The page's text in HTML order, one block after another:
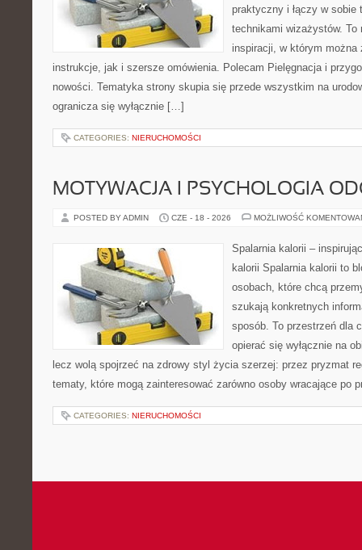
praktyczny i łączy w sobie
technikami wizażystów. To
inspiracji, w którym można
instrukcje, jak i szersze omówienia. Polecam Pielęgnacja i
nowości. Tematyka strony skupia się przede wszystkim na
ogranicza się wyłącznie […]
CATEGORIES: NIERUCHOMOŚCI
MOTYWACJA I PSYCHOLOGIA
POSTED BY ADMIN CZE - 18 - 2026 MOŻLIWOŚĆ
Spalarnia kalorii –
kalorii Spalarnia kalorii to
osobach, które chcą
szukają konkretnych
sposób. To przestrzeń dla
opierać się wyłącznie na
lecz wolą spojrzeć na zdrowy styl życia szerzej: przez pryzmat
tematy, które mogą zainteresować zarówno osoby wracające po
CATEGORIES: NIERUCHOMOŚCI